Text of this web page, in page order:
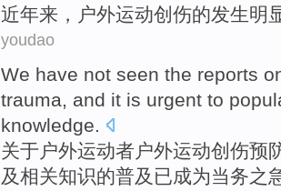
近年来， 户外运动创伤的发生明
youdao
We have not seen the reports
trauma, and it is urgent to
knowledge.
关于 户外运动者户外运动创伤预
及相关知识的普及 已成为当务之